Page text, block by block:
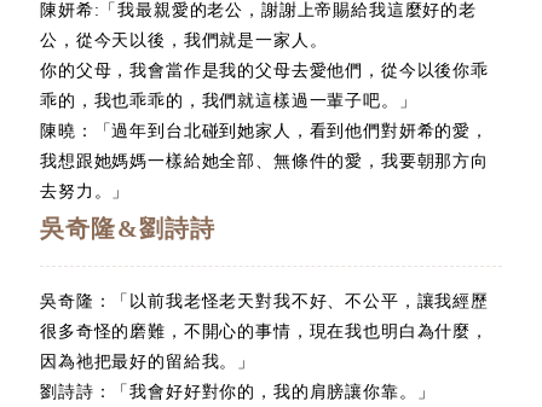
陳妍希:「我最親愛的老公，謝謝上帝賜給我這麼好的老
公，從今天以後，我們就是一家人。
你的父母，我會當作是我的父母去愛他們，從今以後你乖
乖的，我也乖乖的，我們就這樣過一輩子吧。」
陳曉：「過年到台北碰到她家人，看到他們對妍希的愛，
我想跟她媽媽一樣給她全部、無條件的愛，我要朝那方向
去努力。」
吳奇隆&劉詩詩
吳奇隆：「以前我老怪老天對我不好、不公平，讓我經歷
很多奇怪的磨難，不開心的事情，現在我也明白為什麼，
因為祂把最好的留給我。」
劉詩詩：「我會好好對你的，我的肩膀讓你靠。」